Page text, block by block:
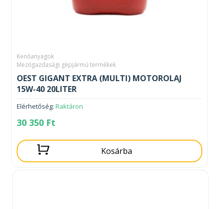
Kenőanyagok
Mezőgazdasági gépjármű termékek
OEST GIGANT EXTRA (MULTI) MOTOROLAJ
15W-40 20LITER
Elérhetőség: Raktáron
30 350 Ft
Kosárba